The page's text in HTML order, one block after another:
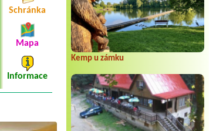
Kemp u zámku
Schránka
Mapa
Informace